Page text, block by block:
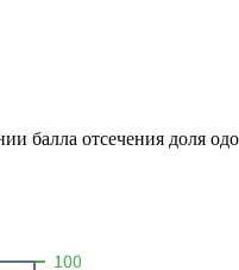
отсечения доля